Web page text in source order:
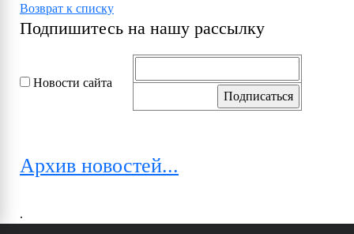
Возврат к списку
Подпишитесь на нашу рассылку
Новости сайта
Архив новостей...
.